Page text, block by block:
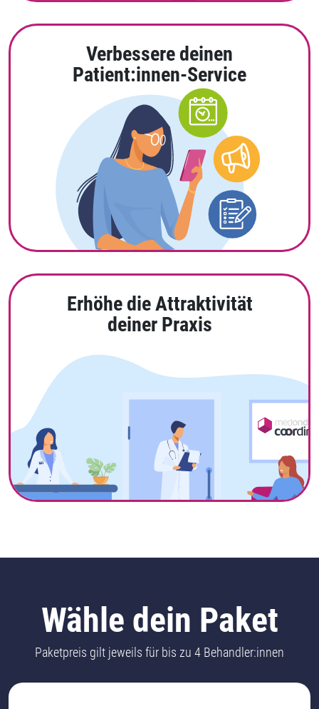
Verbessere deinen
Patient:innen-Service
Erhöhe die Attraktivität
deiner Praxis
Wähle dein Paket
Paketpreis gilt jeweils für bis zu 4 Behandler:innen